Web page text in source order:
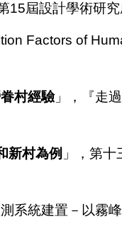
15屆設計學術研
Factors of
村經驗」，『走
新村為例 」，第
系統建置－以霧